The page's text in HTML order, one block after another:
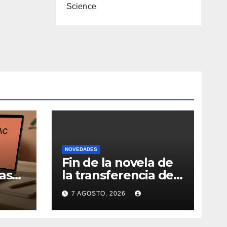
Science
NOVEDADES
Fin de la novela de
la transferencia de
Nicolás de la Cruz a
Peñarol: “La
operación no se
7 AGOSTO, 2026